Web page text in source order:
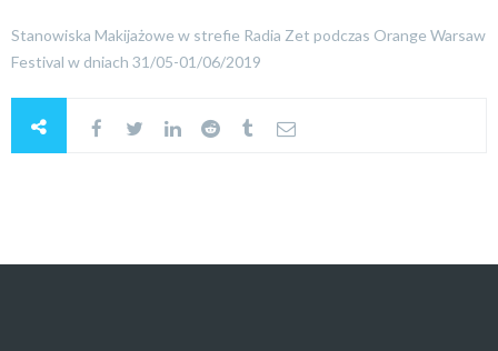
Stanowiska Makijażowe w strefie Radia Zet podczas Orange Warsaw
Festival w dniach 31/05-01/06/2019